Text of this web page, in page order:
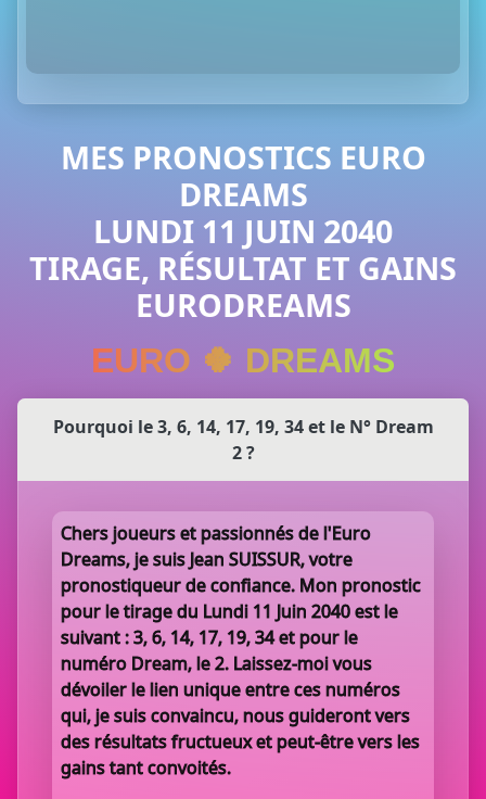
MES PRONOSTICS EURO
DREAMS
LUNDI 11 JUIN 2040
TIRAGE, RÉSULTAT ET GAINS
EURODREAMS
EURO 🍀 DREAMS
Pourquoi le 3, 6, 14, 17, 19, 34 et le N° Dream
2 ?
Chers joueurs et passionnés de l'Euro
Dreams, je suis Jean SUISSUR, votre
pronostiqueur de confiance. Mon pronostic
pour le tirage du Lundi 11 Juin 2040 est le
suivant : 3, 6, 14, 17, 19, 34 et pour le
numéro Dream, le 2. Laissez-moi vous
dévoiler le lien unique entre ces numéros
qui, je suis convaincu, nous guideront vers
des résultats fructueux et peut-être vers les
gains tant convoités.